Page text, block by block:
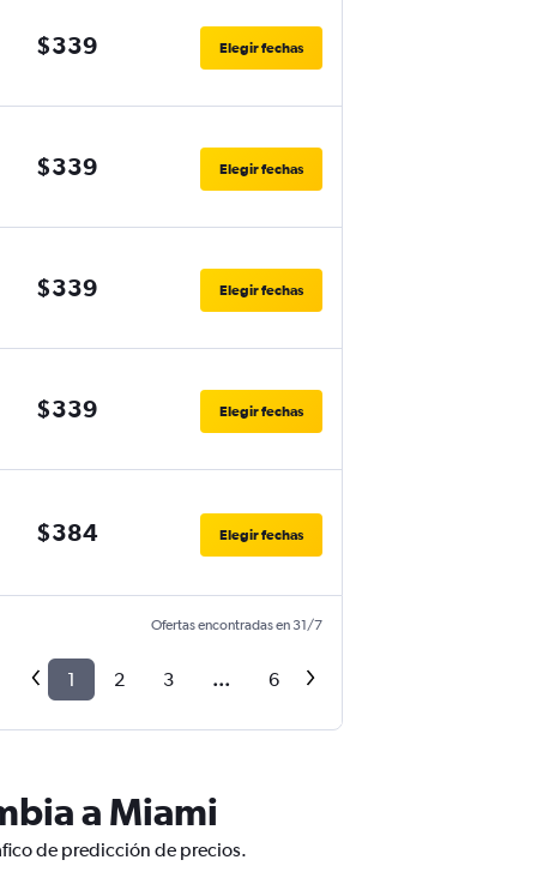
$339 Elegir fechas
$339 Elegir fechas
$339 Elegir fechas
$339 Elegir fechas
$384 Elegir fechas
Ofertas encontradas en 31/7
1 2 3 ... 6
a Miami
de predicción de precios.